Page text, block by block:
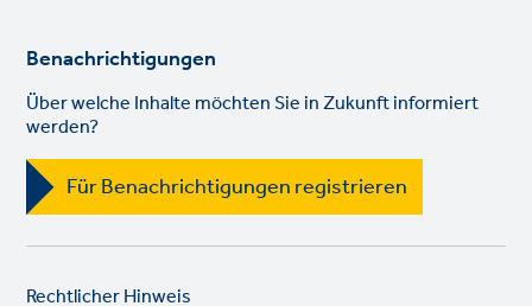
Benachrichtigungen
Über welche Inhalte möchten Sie in Zukunft informiert
werden?
Für Benachrichtigungen registrieren
Legal
Rechtlicher Hinweis